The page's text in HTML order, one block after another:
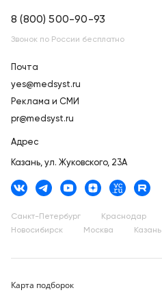
8 (800) 500-90-93
Звонок по России бесплатно
Почта
yes@medsyst.ru
Реклама и СМИ
pr@medsyst.ru
Адрес
Казань, ул. Жуковского, 23А
Санкт-Петербург Краснодар
Новосибирск
Москва Казань
Карта подборок